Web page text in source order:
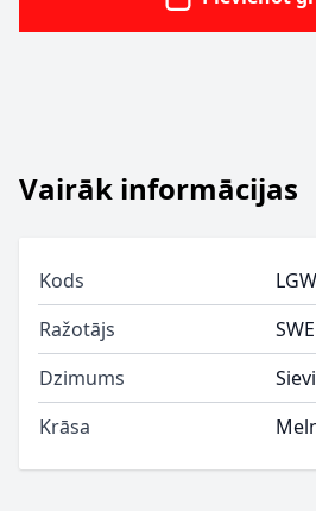
Vairāk informācijas
Kods
Ražotājs
Dzimums
Krāsa